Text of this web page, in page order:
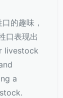
的趣味，
口表现出
livestock
a